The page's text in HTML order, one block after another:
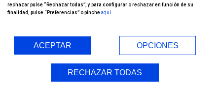
901 010 190
Cirugía de Presbicia
rechazar pulse “Rechazar todas”, y para configurar o rechazar en función de su
finalidad, pulse “Preferencias” o pinche aquí
ACEPTAR OPCIONES
RECHAZAR TODAS